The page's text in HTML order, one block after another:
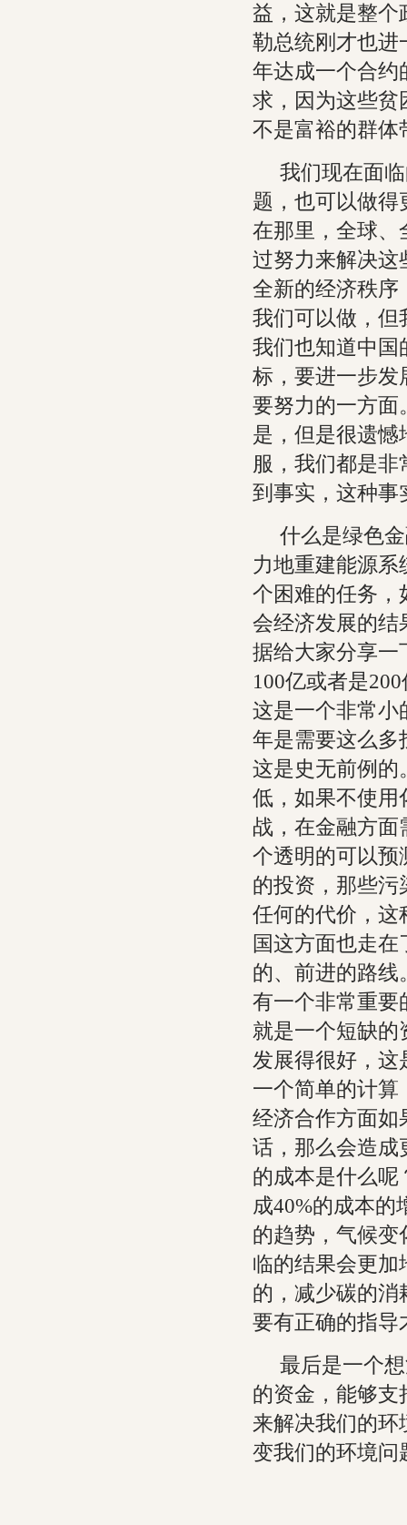
益，这就是整个
勒总统刚才也进
年达成一个合约
求，因为这些贫
不是富裕的群体
我们现在面
题，也可以做得
在那里，全球、
过努力来解决这
全新的经济秩序
我们可以做，但
我们也知道中国
标，要进一步发
要努力的一方面
是，但是很遗憾
服，我们都是
到事实，这种事
什么是绿色
力地重建能源
个困难的任务，
会经济发展的结
据给大家分享一
100亿或者是
这是一个非常小
年是需要这么多
这是史无前例的
低，如果不使用
战，在金融方面
个透明的可以预
的投资，那些污
任何的代价，这
国这方面也走
的、前进的路线
有一个非常重要
就是一个短缺的
发展得很好，这
一个简单的计算
经济合作方面如
话，那么会造成
的成本是什么呢
成40%的成本的
的趋势，气候变
临的结果会更加
的，减少碳的消
要有正确的指导
最后是一个
的资金，能够支
来解决我们的环
变我们的环境问